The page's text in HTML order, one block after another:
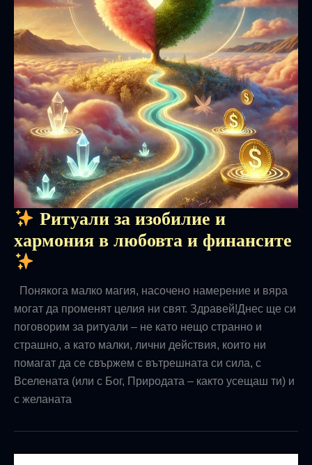
Ритуали за изобилие и
хармония в любовта и финансите
Понякога малко магия, насочено намерение и вяра
могат да променят целия ни свят. Здравей!Днес ще си
поговорим за ритуали – не като нещо странно и
страшно, а като малки, лични действия, които ни
помагат да се свържем с вътрешната си сила, с
Вселената (или с Бог, Природата – както усещаш ти) и
с желаната